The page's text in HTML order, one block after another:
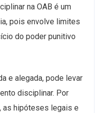
na OAB é um
pois envolve limites
do poder punitivo
e alegada, pode levar
disciplinar. Por
as hipóteses legais e